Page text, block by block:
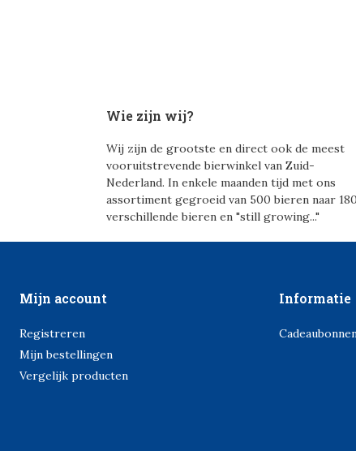
Wie zijn wij?
Wij zijn de grootste en direct ook de meest
vooruitstrevende bierwinkel van Zuid-
Nederland. In enkele maanden tijd met ons
assortiment gegroeid van 500 bieren naar
verschillende bieren en "still growing..."
Mijn account
Registreren
Mijn bestellingen
Vergelijk producten
Informatie